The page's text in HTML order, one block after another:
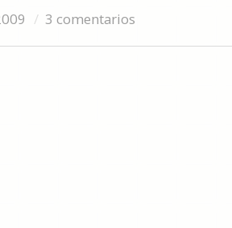
3 comentarios